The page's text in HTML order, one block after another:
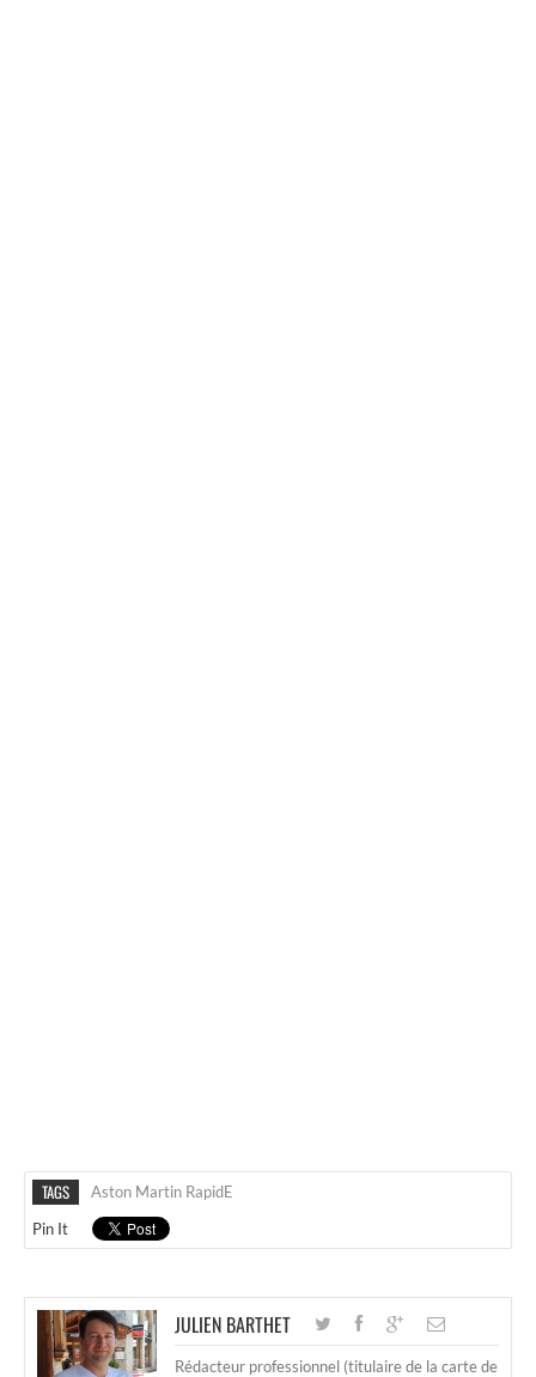
TAGS
Aston Martin RapidE
Pin It
JULIEN BARTHET
Rédacteur professionnel (titulaire de la carte de